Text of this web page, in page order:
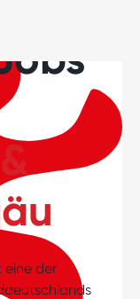
eine der